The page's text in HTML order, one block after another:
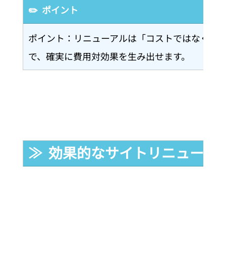
✏️  ポイント
ポイント：リニューアルは「コストではなく投
で、確実に費用対効果を生み出せます。
≫  効果的なサイトリニューア